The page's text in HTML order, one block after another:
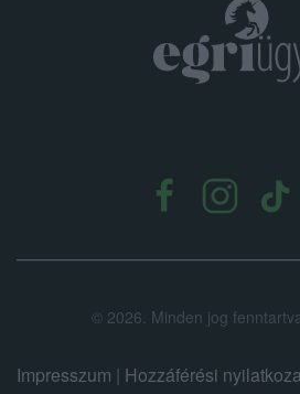
© 2026. Minden jog
Impresszum | Hozzáférési